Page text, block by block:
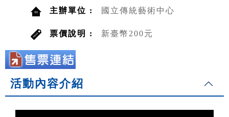
主辦單位 : 國立傳統藝術中心
票價說明 : 新臺幣200元
活動內容介紹